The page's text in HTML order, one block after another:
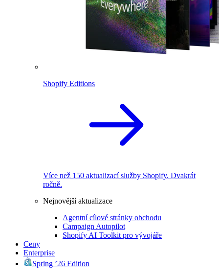
Shopify Editions
Více než 150 aktualizací služby Shopify. Dvakrát
ročně.
Nejnovější aktualizace
Agentní cílové stránky obchodu
Campaign Autopilot
Shopify AI Toolkit pro vývojáře
Ceny
Enterprise
Spring ’26 Edition